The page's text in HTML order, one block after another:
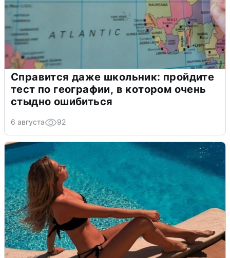
Справится даже школьник: пройдите
тест по географии, в котором очень
стыдно ошибиться
6 августа 92